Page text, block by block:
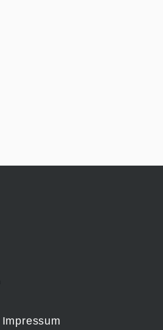
Impressum